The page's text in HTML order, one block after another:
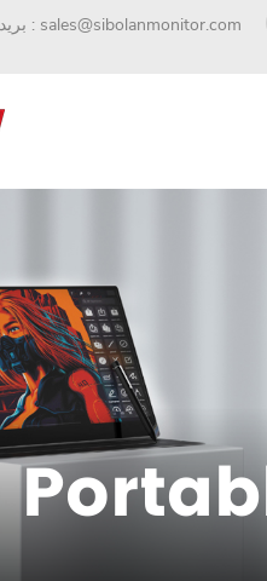
بريد الالكتروني : sales@sibolanmonitor.com